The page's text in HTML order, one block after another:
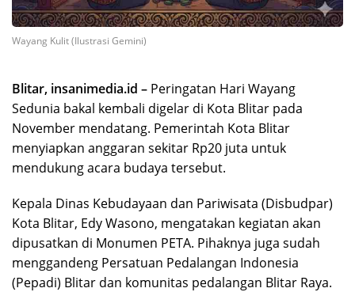
Wayang Kulit (Ilustrasi Gemini)
Blitar, insanimedia.id – Peringatan Hari Wayang
Sedunia bakal kembali digelar di Kota Blitar pada
November mendatang. Pemerintah Kota Blitar
menyiapkan anggaran sekitar Rp20 juta untuk
mendukung acara budaya tersebut.
Kepala Dinas Kebudayaan dan Pariwisata (Disbudpar)
Kota Blitar, Edy Wasono, mengatakan kegiatan akan
dipusatkan di Monumen PETA. Pihaknya juga sudah
menggandeng Persatuan Pedalangan Indonesia
(Pepadi) Blitar dan komunitas pedalangan Blitar Raya.